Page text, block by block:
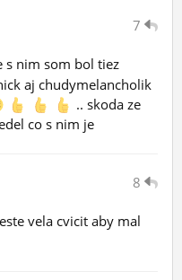
7
s nim som bol tiez
aj chudymelancholik
.. skoda ze
co s nim je
8
vela cvicit aby mal